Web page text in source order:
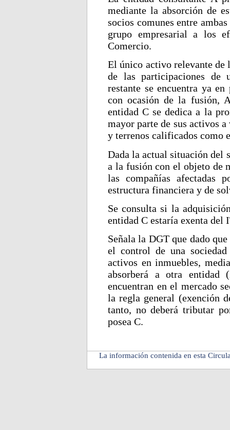
mediante la absorción de
socios comunes entre
grupo empresarial a los
Comercio.
El único activo relevante de
de las participaciones de
restante se encuentra ya
con ocasión de la fusión,
entidad C se dedica a la
mayor parte de sus activos
y terrenos calificados como
Dada la actual situación del
a la fusión con el objeto de
las compañías afectadas
estructura financiera y de
Se consulta si la
entidad C estaría exenta del
Señala la DGT que dado
el control de una
activos en inmuebles,
absorberá a otra entidad
encuentran en el mercado
la regla general (exención
tanto, no deberá tributar
posea C.
La información contenida en esta